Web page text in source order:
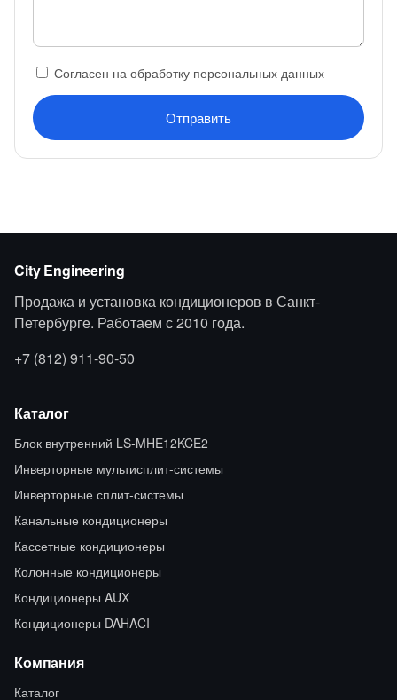
Согласен на обработку персональных данных
Отправить
City Engineering
Продажа и установка кондиционеров в Санкт-
Петербурге. Работаем с 2010 года.
+7 (812) 911-90-50
Каталог
Блок внутренний LS-MHE12KCE2
Инверторные мультисплит-системы
Инверторные сплит-системы
Канальные кондиционеры
Кассетные кондиционеры
Колонные кондиционеры
Кондиционеры AUX
Кондиционеры DAHACI
Компания
Каталог